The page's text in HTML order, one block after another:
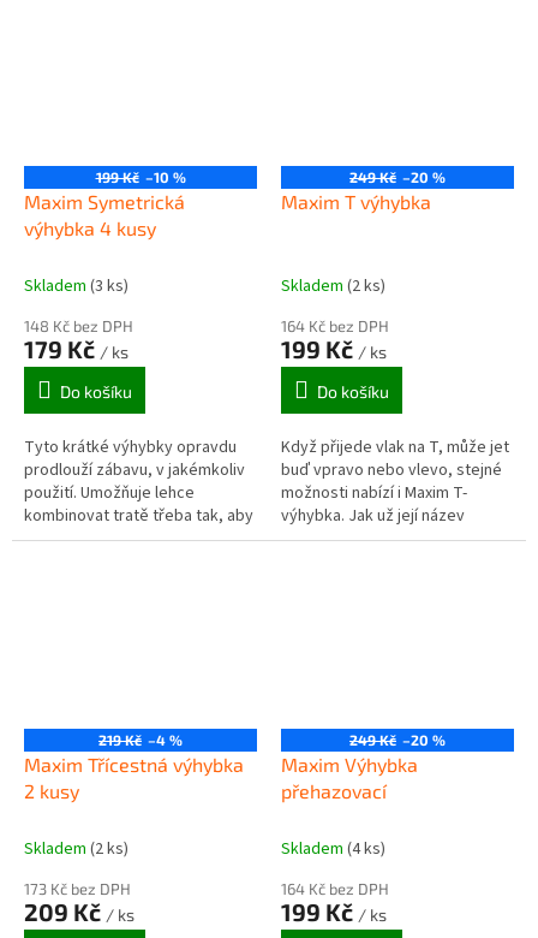
199 Kč –10 %
Maxim Symetrická
výhybka 4 kusy
Skladem (3 ks)
148 Kč bez DPH
179 Kč / ks
Do košíku
Tyto krátké výhybky opravdu
prodlouží zábavu, v jakémkoliv
použití. Umožňuje lehce
kombinovat tratě třeba tak, aby
navedly mašinku trasou přes
249 Kč –20 %
Maxim T výhybka
Skladem (2 ks)
164 Kč bez DPH
199 Kč / ks
Do košíku
Když přijede vlak na T, může jet
buď vpravo nebo vlevo, stejné
možnosti nabízí i Maxim T-
výhybka. Jak už její název
naznačuje, je ve tvaru T. Lehce jí
219 Kč –4 %
Maxim Třícestná výhybka
2 kusy
Skladem (2 ks)
173 Kč bez DPH
209 Kč / ks
249 Kč –20 %
Maxim Výhybka
přehazovací
Skladem (4 ks)
164 Kč bez DPH
199 Kč / ks